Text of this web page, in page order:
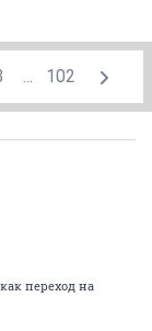
... 102
переход на